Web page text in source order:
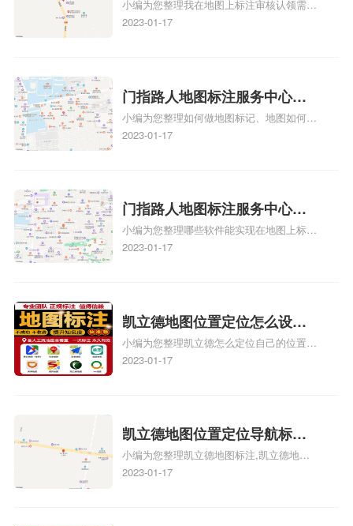
说，实体指路人地
久审核？公司地址认领地图标
注多久审核？
小编为您整理我在地图上标注审核认领需要
多久、我在地图上标注审核认领需要多久
情可查看下方正文！
2023-01-17
门指路人地图标注服务中心如
何做花小猪打车地图位置标
记？门指路人地图标注服务中
小编为您整理如何做地图标记、地图如何做
标记、so搜街景中如何做标记、360e启花贷
关地图标注知识，详情可查看下方正文！
2023-01-17
门指路人地图标注服务中心地
图位置地址标记？门指路人地
图标注服务中心苹果地图位置
小编为您整理哪些软件能实现在地图上标记
门指路人地图标注服务中心位置、门指路人
门指路人地图标注服务中心地址标注上地图
怎么弄相关地图标注知识，详情可查看下方
正文！
2023-01-17
凯立德地图位置定位怎么设置
自己的指路人地图标注服务中
心名？凯立德地图位置定位怎
小编为您整理凯立德怎么定位自己的位置
啊、手机凯立德地图定位怎么设置往上走、
地图标注服务中心铺招牌相关地图标注知
识，详情可查看下方正文！
2023-01-17
凯立德地图位置定位导航标
注？凯立德地图位置定位,导航,
标注？
小编为您整理凯立德地图标注,凯立德地图
标注怎么做啊、凯立德地图标注,凯立德地
2023-01-17